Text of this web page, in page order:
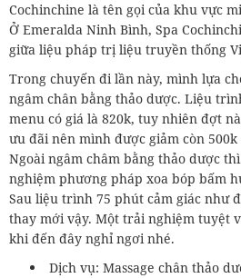
Cochinchine là tên gọi của khu vực
Ở Emeralda Ninh Bình, Spa
giữa liệu pháp trị liệu truyền thống
Trong chuyến đi lần này, mình lựa
ngâm chân bằng thảo dược. Liệu
menu có giá là 820k, tuy nhiên đợt
ưu đãi nên mình được giảm còn
Ngoài ngâm châm bằng thảo dược
nghiệm phương pháp xoa bóp bấm
Sau liệu trình 75 phút cảm giác như
thay mới vậy. Một trải nghiệm tuyệt
khi đến đây nghỉ ngơi nhé.
Dịch vụ: Massage chân thảo